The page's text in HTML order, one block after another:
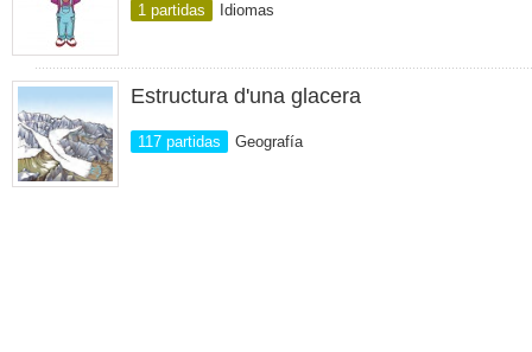
1 partidas Idiomas
Estructura d'una glacera
117 partidas Geografía